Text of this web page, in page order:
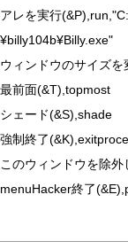
アレを実行
¥billy104b¥Billy.exe"
ウィンドウのサイズ
最前面(&T),topmost
シェード(&S),shade
強制終了
このウィンドウを除
menuHacker終了